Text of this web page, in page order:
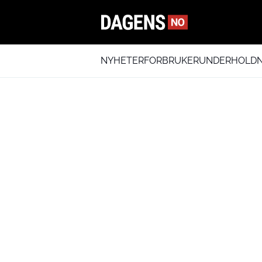
NYHETERFORBRUKER